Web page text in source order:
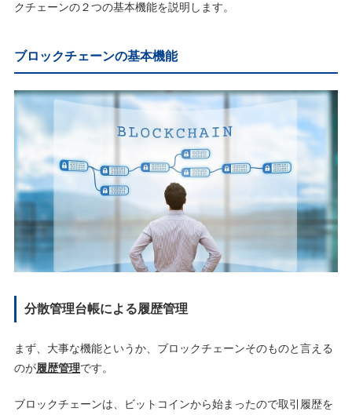
クチェーンの２つの基本機能を説明します。
ブロックチェーンの基本機能
分散管理台帳による履歴管理
まず、大事な機能というか、ブロックチェーンそのものと言える
のが履歴管理です。
ブロックチェーンは、ビットコインから始まったので取引履歴を